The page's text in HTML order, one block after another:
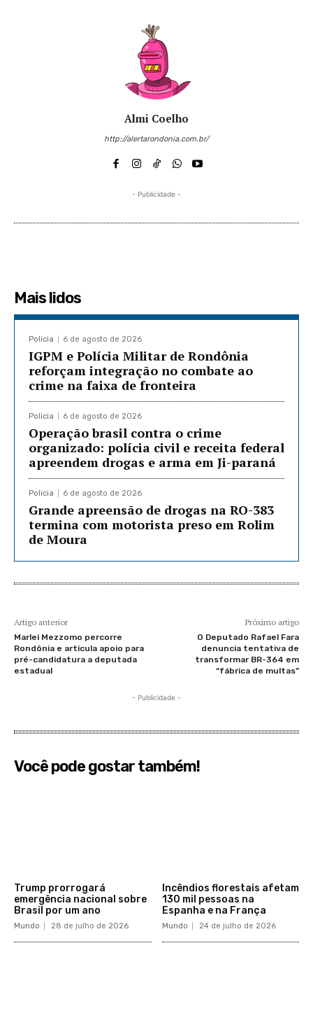
Almi Coelho
http://alertarondonia.com.br/
- Publicidade -
Mais lidos
Policia 6 de agosto de 2026
IGPM e Polícia Militar de Rondônia
reforçam integração no combate ao
crime na faixa de fronteira
Policia 6 de agosto de 2026
Operação brasil contra o crime
organizado: polícia civil e receita federal
apreendem drogas e arma em Ji-paraná
Policia 6 de agosto de 2026
Grande apreensão de drogas na RO-383
termina com motorista preso em Rolim
de Moura
Artigo anterior
Marlei Mezzomo percorre
Rondônia e articula apoio para
pré-candidatura a deputada
estadual
Próximo artigo
O Deputado Rafael Fara
denuncia tentativa de
transformar BR-364 em
“fábrica de multas”
- Publicidade -
Você pode gostar também!
Trump prorrogará
emergência nacional sobre
Brasil por um ano
Mundo 28 de julho de 2026
Incêndios florestais afetam
130 mil pessoas na
Espanha e na França
Mundo 24 de julho de 2026